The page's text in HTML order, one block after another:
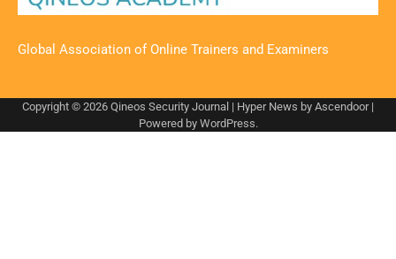
Global Association of Online Trainers and Examiners
Copyright © 2026 Qineos Security Journal | Hyper News by Ascendoor|
Powered by WordPress.